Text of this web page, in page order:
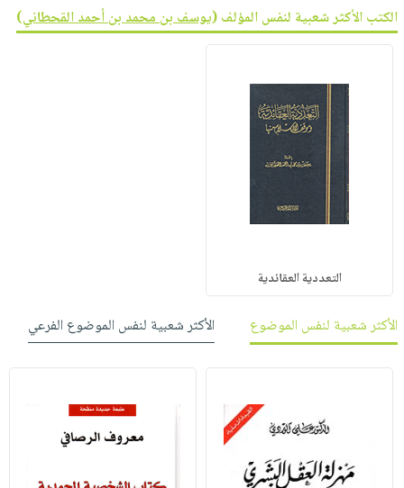
الكتب الأكثر شعبية لنفس المؤلف (يوسف بن محمد بن أحمد القحطاني)
التعددية العقائدية
الأكثر شعبية لنفس الموضوع الأكثر شعبية لنفس الموضوع الفرعي